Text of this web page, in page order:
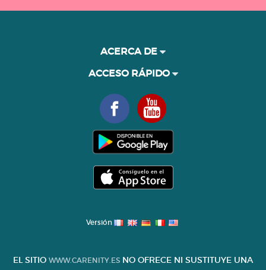
ACERCA DE
ACCESO RÁPIDO
Versión
EL SITIO WWW.CARENITY.ES NO OFRECE NI SUSTITUYE UNA